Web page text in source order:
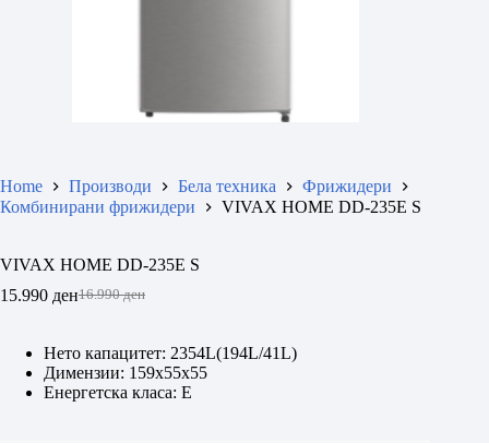
Home Производи Бела техника
Фрижидери
Комбинирани фрижидери
VIVAX HOME DD-235E S
VIVAX HOME DD-235E S
16.990ден
Original
16.990 ден.
15.990 денCurrent
15.990 ден.
Нето капацитет: 2354L(194L/41L)
Димензии: 159x55x55
Енергетска класа: E